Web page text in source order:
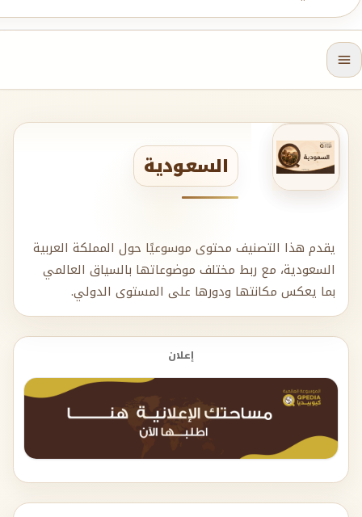
السعودية
يقدم هذا التصنيف محتوى موسوعيًا حول المملكة العربية
السعودية، مع ربط مختلف موضوعاتها بالسياق العالمي
بما يعكس مكانتها ودورها على المستوى الدولي.
إعلان